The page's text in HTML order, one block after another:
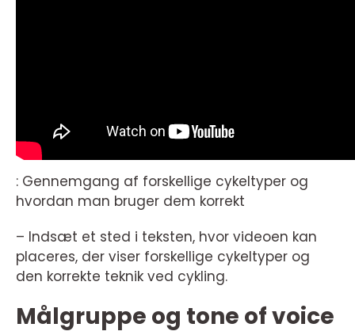
: Gennemgang af forskellige cykeltyper og
hvordan man bruger dem korrekt
– Indsæt et sted i teksten, hvor videoen kan
placeres, der viser forskellige cykeltyper og
den korrekte teknik ved cykling.
Målgruppe og tone of voice